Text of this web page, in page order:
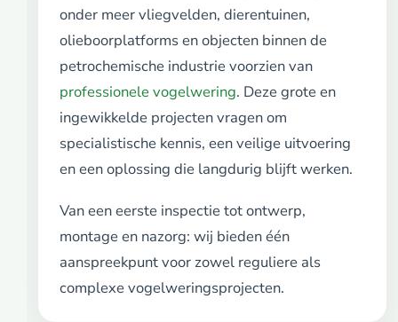
onder meer vliegvelden, dierentuinen,
olieboorplatforms en objecten binnen de
petrochemische industrie voorzien van
professionele vogelwering. Deze grote en
ingewikkelde projecten vragen om
specialistische kennis, een veilige uitvoering
en een oplossing die langdurig blijft werken.
Van een eerste inspectie tot ontwerp,
montage en nazorg: wij bieden één
aanspreekpunt voor zowel reguliere als
complexe vogelweringsprojecten.